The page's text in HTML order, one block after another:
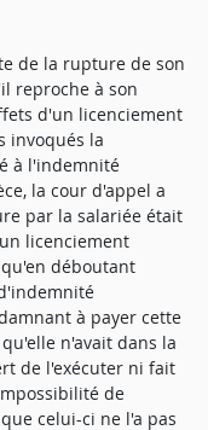
de la rupture de son
reproche à son
d'un licenciement
invoqués la
à l'indemnité
la cour d'appel a
par la salariée était
licenciement
déboutant
à payer cette
n'avait dans la
de l'exécuter ni fait
de
celui-ci ne l'a pas